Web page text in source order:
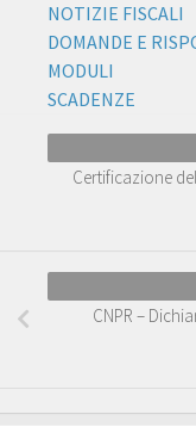
NOTIZIE FISCALI
DOMANDE E
MODULI
SCADENZE
Certificazione
CNPR –